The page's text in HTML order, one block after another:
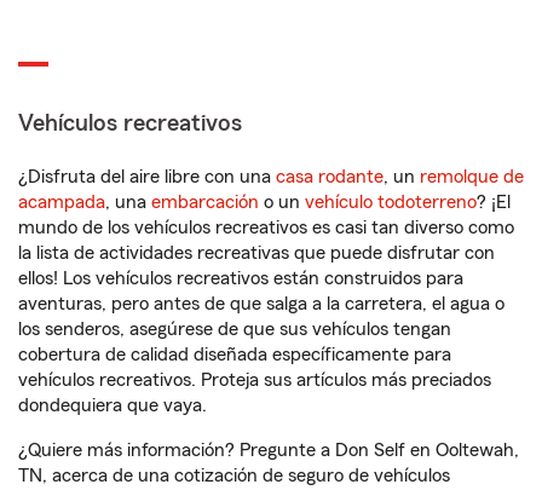
Vehículos recreativos
¿Disfruta del aire libre con una casa rodante, un remolque de
acampada, una embarcación o un vehículo todoterreno? ¡El
mundo de los vehículos recreativos es casi tan diverso como
la lista de actividades recreativas que puede disfrutar con
ellos! Los vehículos recreativos están construidos para
aventuras, pero antes de que salga a la carretera, el agua o
los senderos, asegúrese de que sus vehículos tengan
cobertura de calidad diseñada específicamente para
vehículos recreativos. Proteja sus artículos más preciados
dondequiera que vaya.
¿Quiere más información? Pregunte a Don Self en Ooltewah,
TN, acerca de una cotización de seguro de vehículos